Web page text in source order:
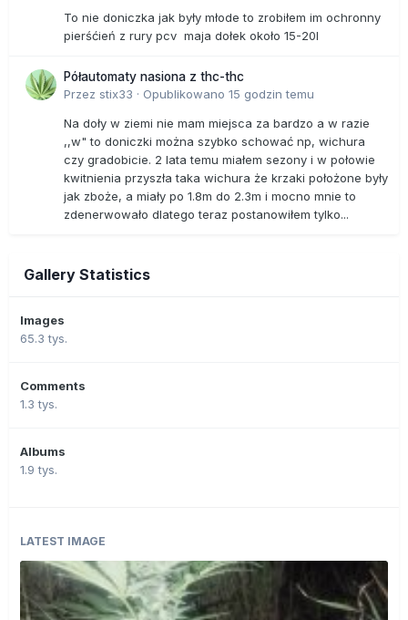
To nie doniczka jak były młode to zrobiłem im ochronny
pierśćień z rury pcv maja dołek około 15-20l
Półautomaty nasiona z thc-thc
Przez stix33 · Opublikowano 15 godzin temu
Na doły w ziemi nie mam miejsca za bardzo a w razie
,,w" to doniczki można szybko schować np, wichura
czy gradobicie. 2 lata temu miałem sezony i w połowie
kwitnienia przyszła taka wichura że krzaki położone były
jak zboże, a miały po 1.8m do 2.3m i mocno mnie to
zdenerwowało dlatego teraz postanowiłem tylko...
Gallery Statistics
Images
65.3 tys.
Comments
1.3 tys.
Albums
1.9 tys.
LATEST IMAGE